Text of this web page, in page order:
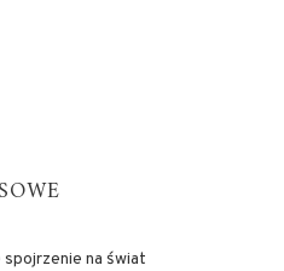
spojrzenie na świat